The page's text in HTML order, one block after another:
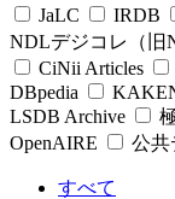
JaLC
IRDB
NDLデジコレ（旧
CiNii Articles
DBpedia
LSDB Archive
OpenAIRE
公共
すべて